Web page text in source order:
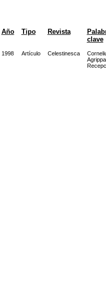
Año Tipo Revista
clave
1998 Artículo Celestinesca
Agrippa